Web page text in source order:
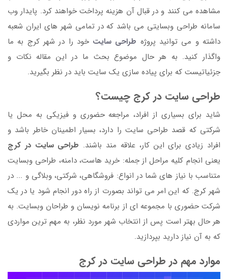
مشاهده می کنند و در قبال آن هزینه پرداخت خواهند کرد. پایدار وب
سامانه طراحی وبسایتی می باشد که در تمامی شهر های ایران شعبه
داشته و می توانید پروژه طراحی سایت خود را در شهر کرج به ما
واگذار کنید. به هر حال موضوع بحث ما در این مقاله نکات و
جزئیاتیست که برای پیاده سازی یک سایت باید در نظر بگیرید.
طراحی سایت در کرج چیست؟
شاید برای بسیاری از افراد، مراجعه حضوری و فیزیکی به محل یا
شرکتی که قصد طراحی سایت را دارد، بسیار اطمینان خاطر باشد و
افراد زیادی برای این کار، علاقه مند باشند. طراحی سایت در کرج
یعنی انجام کلیه مراحل از جمله: خرید هاست، دامنه، طراحی وبسایت
متناسب با نیاز های شما در انواع: فروشگاهی، شرکتی، وبلاگی و ... در
شهر کرج. که این امر می تواند بصورت از راه دور انجام شود یا در یک
شرکت حضوری با مجموعه ای از برنامه نویسان و طراحان وبسایت. به
هر حال بهتر است پس از انتخاب شهر مورد نظر، به مهم ترین مواردی
که به آن نیاز دارید بپردازید.
موارد مهم در طراحی سایت در کرج